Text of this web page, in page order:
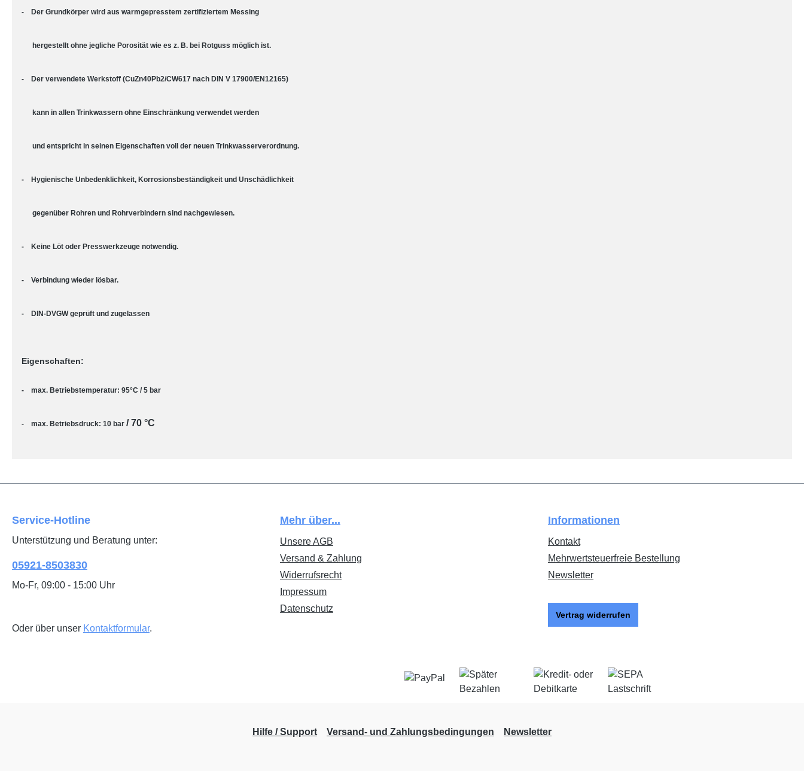
- Der Grundkörper wird aus warmgepresstem zertifiziertem Messing
hergestellt ohne jegliche Porosität wie es z. B. bei Rotguss möglich ist.
- Der verwendete Werkstoff (CuZn40Pb2/CW617 nach DIN V 17900/EN12165)
kann in allen Trinkwassern ohne Einschränkung verwendet werden
und entspricht in seinen Eigenschaften voll der neuen Trinkwasserverordnung.
- Hygienische Unbedenklichkeit, Korrosionsbeständigkeit und Unschädlichkeit
gegenüber Rohren und Rohrverbindern sind nachgewiesen.
- Keine Löt oder Presswerkzeuge notwendig.
- Verbindung wieder lösbar.
- DIN-DVGW geprüft und zugelassen
Eigenschaften:
- max. Betriebstemperatur: 95°C / 5 bar
- max. Betriebsdruck: 10 bar / 70 °C
Service-Hotline
Unterstützung und Beratung unter:
05921-8503830
Mo-Fr, 09:00 - 15:00 Uhr
Oder über unser Kontaktformular.
Mehr über...
Unsere AGB
Versand & Zahlung
Widerrufsrecht
Impressum
Datenschutz
Informationen
Kontakt
Mehrwertsteuerfreie Bestellung
Newsletter
Vertrag widerrufen
Hilfe / Support Versand- und Zahlungsbedingungen Newsletter